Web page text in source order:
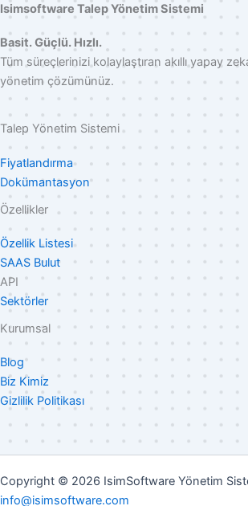
Isimsoftware Talep Yönetim Sistemi
Basit. Güçlü. Hızlı.
Tüm süreçlerinizi kolaylaştıran akıllı yapay
yönetim çözümünüz.
Talep Yönetim Sistemi
Fiyatlandırma
Dokümantasyon
Özellikler
Özellik Listesi
SAAS Bulut
API
Sektörler
Kurumsal
Blog
Biz Kimiz
Gizlilik Politikası
Copyright © 2026 IsimSoftware Yönetim
info@isimsoftware.com